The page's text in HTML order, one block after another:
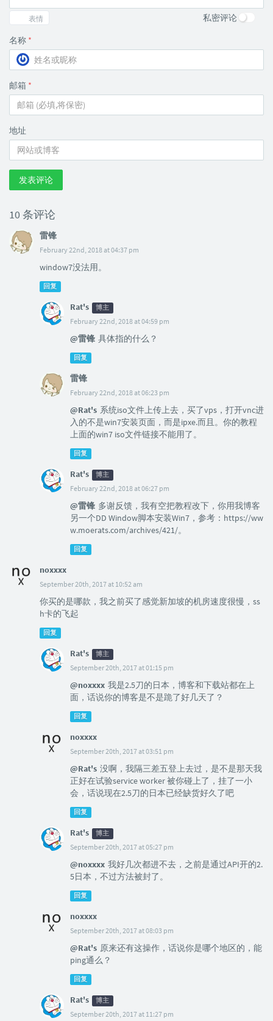
表情 私密评论
名称 *
邮箱 *
地址
发表评论
10 条评论
雷锋
February 22nd, 2018 at 04:37 pm
window7没法用。
回复
Rat's 博主
February 22nd, 2018 at 04:59 pm
@雷锋 具体指的什么？
回复
雷锋
February 22nd, 2018 at 06:23 pm
@Rat's 系统iso文件上传上去，买了vps，打开vnc进
入的不是win7安装页面，而是ipxe.而且。你的教程
上面的win7 iso文件链接不能用了。
回复
Rat's 博主
February 22nd, 2018 at 06:27 pm
@雷锋 多谢反馈，我有空把教程改下，你用我博客
另一个DD Window脚本安装Win7，参考：https://ww
w.moerats.com/archives/421/。
回复
noxxxx
September 20th, 2017 at 10:52 am
你买的是哪款，我之前买了感觉新加坡的机房速度很慢，ss
h卡的飞起
回复
Rat's 博主
September 20th, 2017 at 01:15 pm
@noxxxx 我是2.5刀的日本，博客和下载站都在上
面，话说你的博客是不是跪了好几天了？
回复
noxxxx
September 20th, 2017 at 03:51 pm
@Rat's 没啊，我隔三差五登上去过，是不是那天我
正好在试验service worker 被你碰上了，挂了一小
会，话说现在2.5刀的日本已经缺货好久了吧
回复
Rat's 博主
September 20th, 2017 at 05:27 pm
@noxxxx 我好几次都进不去，之前是通过API开的2.
5日本，不过方法被封了。
回复
noxxxx
September 20th, 2017 at 08:03 pm
@Rat's 原来还有这操作，话说你是哪个地区的，能
ping通么？
回复
Rat's 博主
September 20th, 2017 at 11:27 pm